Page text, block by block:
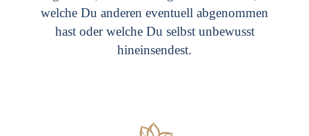
welche Du anderen eventuell abgenommen
hast oder welche Du selbst unbewusst
hineinsendest.